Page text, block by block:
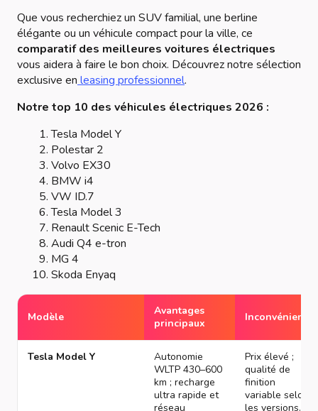
Que vous recherchiez un SUV familial, une berline
élégante ou un véhicule compact pour la ville, ce
comparatif des meilleures voitures électriques
vous aidera à faire le bon choix. Découvrez notre sélection
exclusive en leasing professionnel.
Notre top 10 des véhicules électriques 2026 :
Tesla Model Y
Polestar 2
Volvo EX30
BMW i4
VW ID.7
Tesla Model 3
Renault Scenic E-Tech
Audi Q4 e-tron
MG 4
Skoda Enyaq
Modèle
Avantages
principaux
Inconvénients
Tesla Model Y
Autonomie
WLTP 430–600
km ; recharge
ultra rapide et
réseau
Prix élevé ;
qualité de
finition
variable selon
les versions.